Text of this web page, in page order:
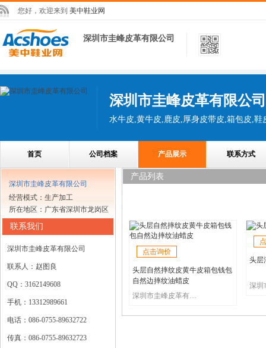
您好，欢迎来到 美中鞋业网
深圳市圭峰皮革有限公司
深圳市圭峰皮革有限公司
水牛皮,黄牛皮,鹿皮,厚身皮带皮,箱包皮,
首页 公司档案 产品展示 联系方式
深圳市圭峰皮革有限公司
经营模式：生产加工
所在地区：广东省深圳市龙岗区
联系我们
深圳市圭峰皮革有限公司
联系人：赵图良
QQ：3162149608
手机：13312989661
电话：086-0755-89632722
传真：086-0755-89632723
产品列表
点击询价
头层自然摔纹皮黄牛皮箱包钱包
自然边摔纹油蜡皮
深圳市圭峰皮革有限公司
头层